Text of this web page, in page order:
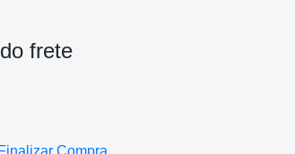
frete
Finalizar Compra